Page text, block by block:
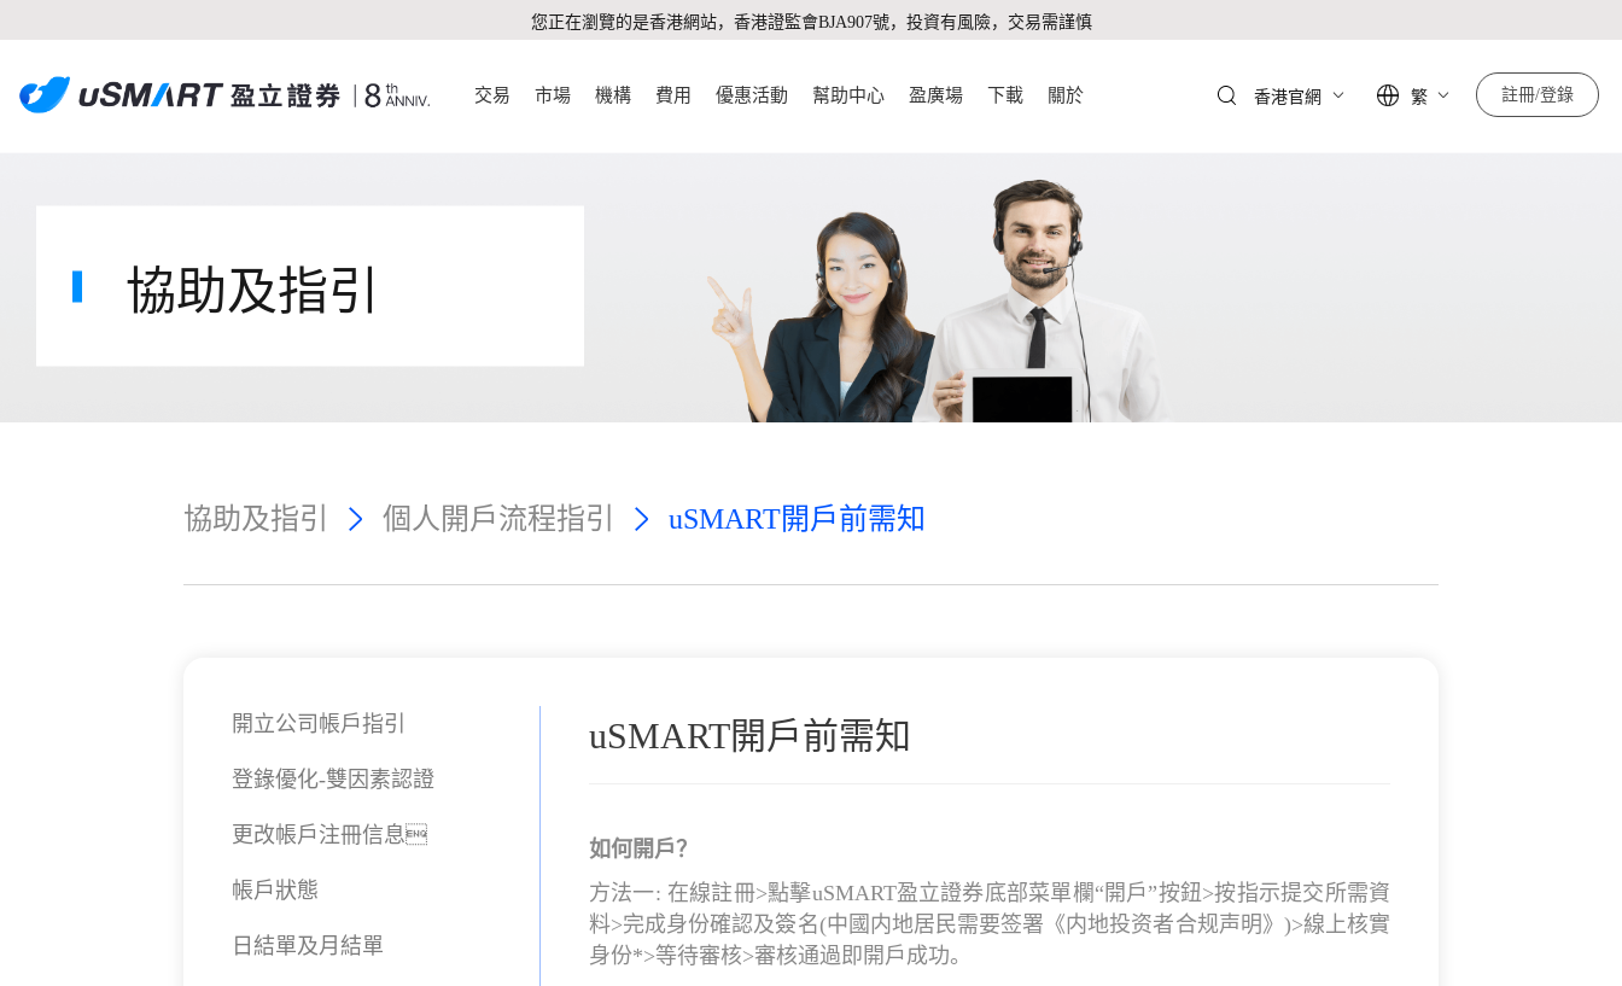
您正在瀏覽的是香港網站，香港證監會BJA907號，投資有風險，交易需謹慎
交易 市場 機構 費用 優惠活動 幫助中心 盈廣場 下載 關於 香港官網 繁 註冊/登錄
協助及指引
協助及指引 個人開戶流程指引 uSMART開戶前需知
開立公司帳戶指引
登錄優化-雙因素認證
更改帳戶注冊信息
帳戶狀態
日結單及月結單
uSMART開戶前需知
如何開戶？
方法一: 在線註冊>點擊uSMART盈立證券底部菜單欄“開戶”按鈕>按指示提交所需資
料>完成身份確認及簽名(中國 内地居民需要签署《内地投资者合规声明》 )>線上核實
身份*>等待審核>審核通過即開戶成功。